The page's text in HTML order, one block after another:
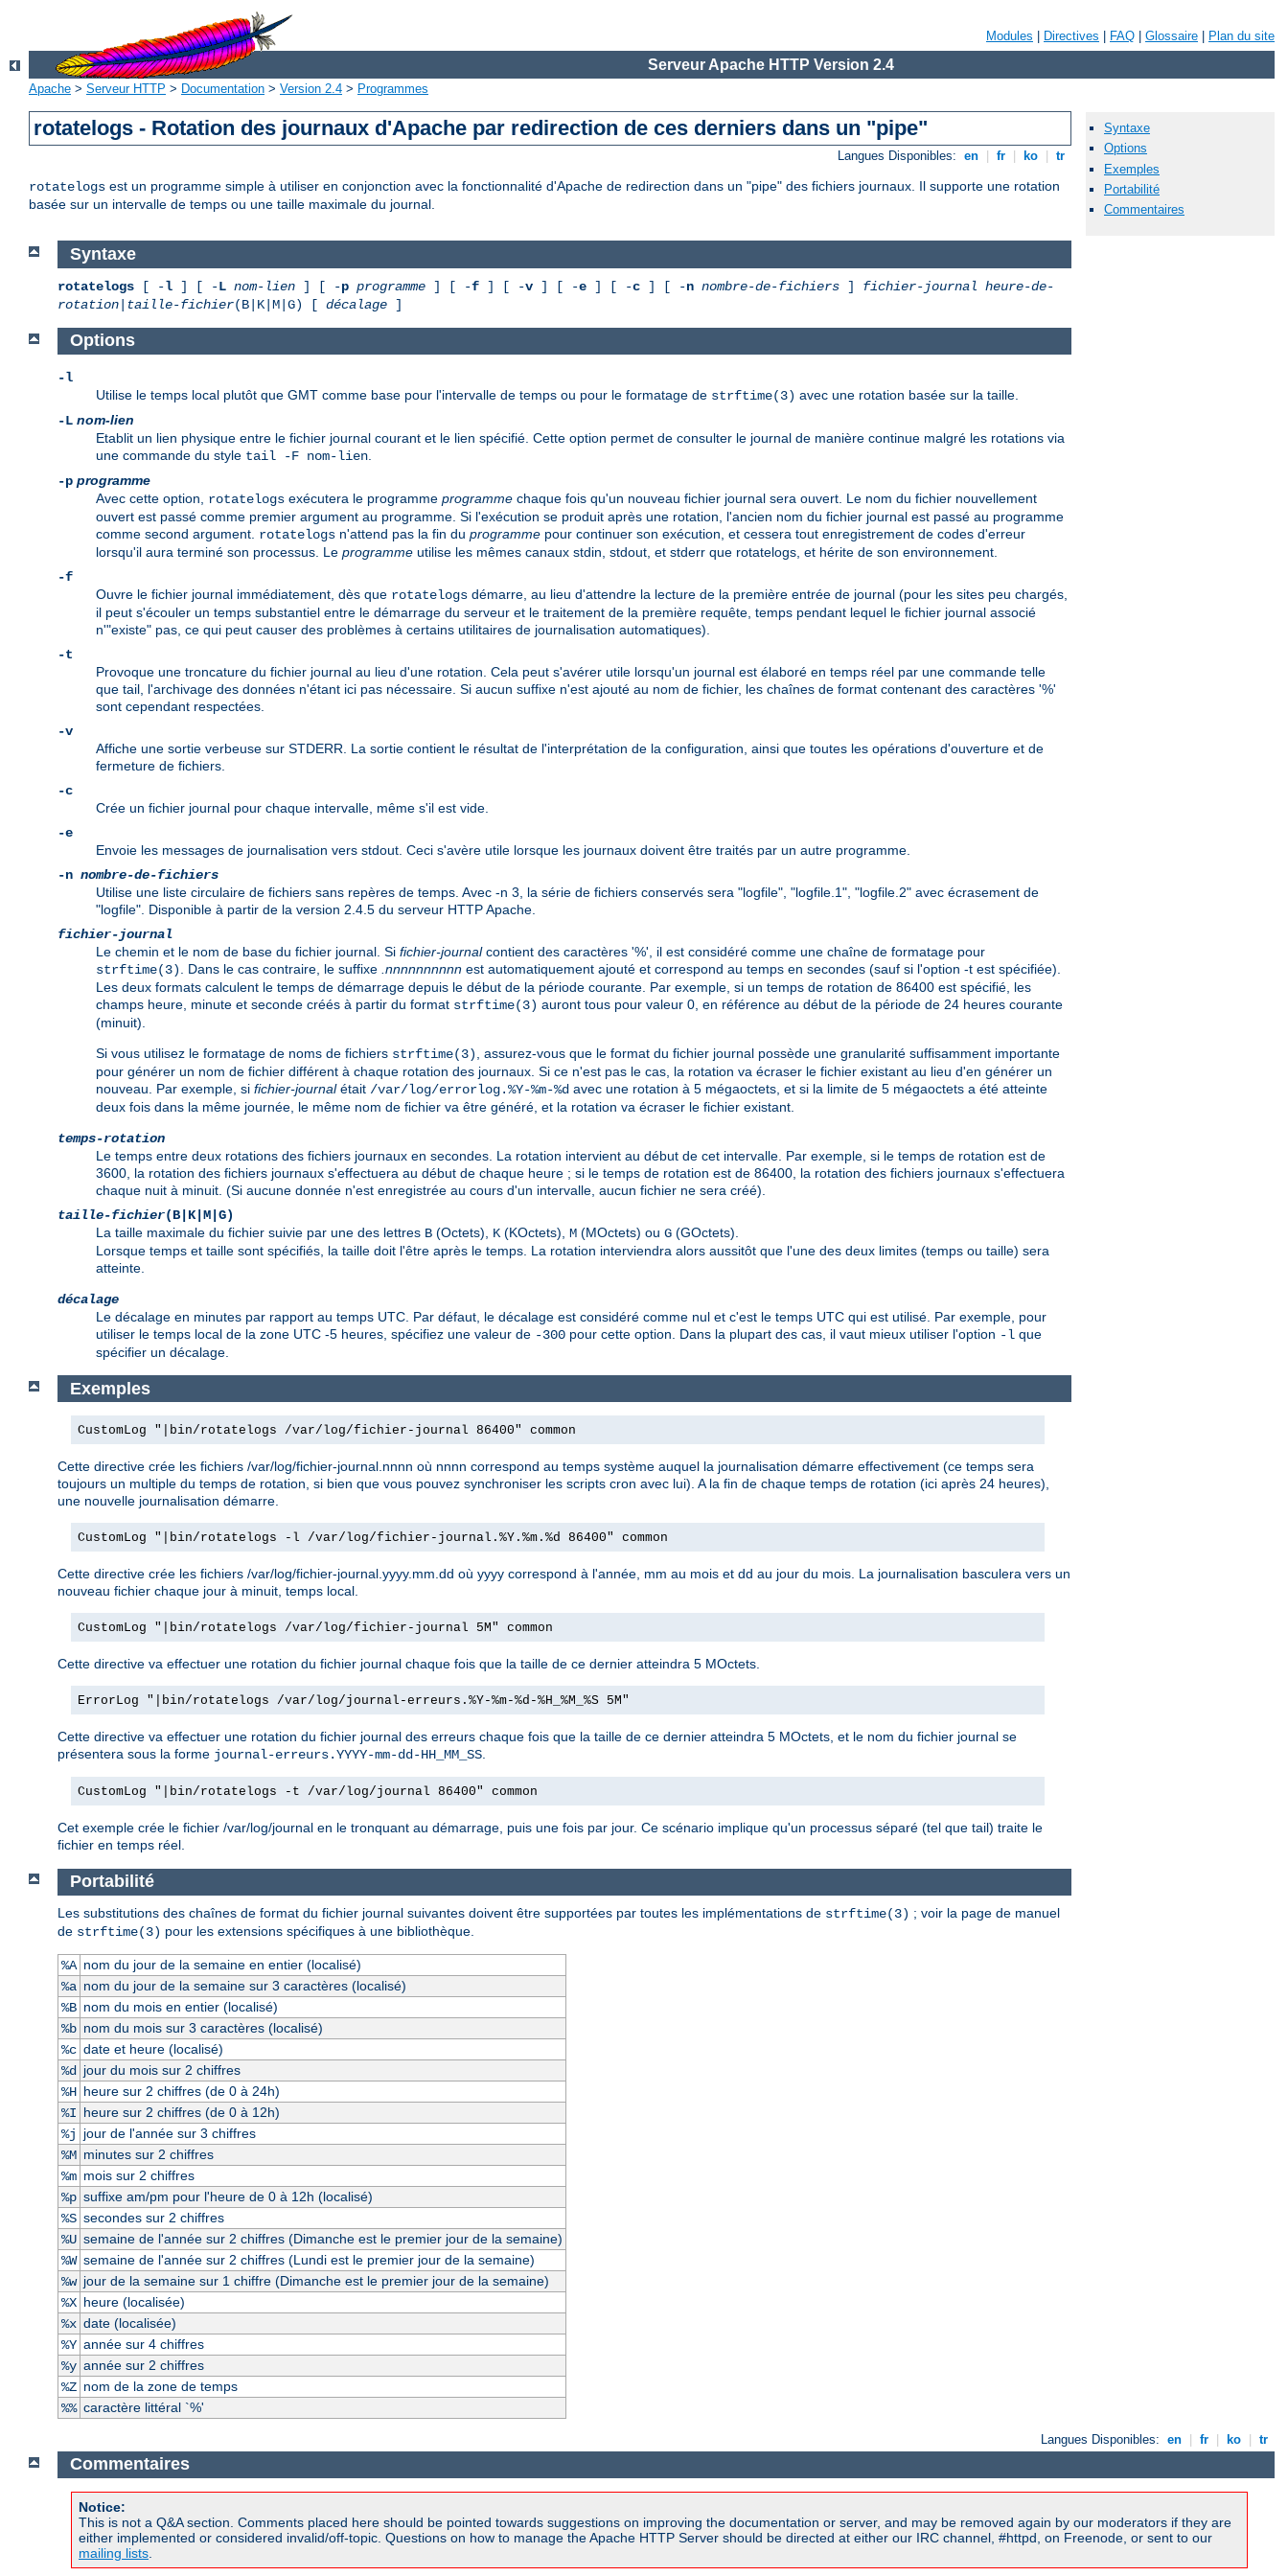
Modules Directives FAQ Glossaire Plan du site
Serveur Apache HTTP Version 2.4
Apache > Serveur HTTP > Documentation > Version 2.4 > Programmes
rotatelogs - Rotation des journaux d'Apache par redirection de ces derniers dans un "pipe"
Langues Disponibles: en fr ko tr
rotatelogs est un programme simple à utiliser en conjonction avec la fonctionnalité d'Apache de redirection dans un "pipe" des fichiers journaux. Il supporte une rotation
basée sur un intervalle de temps ou une taille maximale du journal.
Syntaxe
Options
Exemples
Portabilité
Commentaires
Syntaxe
rotatelogs [ -l ] [ -L nom-lien ] [ -p programme ] [ -f ] [ -v ] [ -e ] [ -c ] [ -n nombre-de-fichiers ] fichier-journal heure-de-
rotation
taille-fichier(B|K|M|G) [ décalage ]
Options
-l
Utilise le temps local plutôt que GMT comme base pour l'intervalle de temps ou pour le formatage de strftime(3) avec une rotation basée sur la taille.
-L nom-lien
Etablit un lien physique entre le fichier journal courant et le lien spécifié. Cette option permet de consulter le journal de manière continue malgré les rotations via
une commande du style tail -F nom-lien
-p programme
Avec cette option, rotatelogs exécutera le programme programme chaque fois qu'un nouveau fichier journal sera ouvert. Le nom du fichier nouvellement
ouvert est passé comme premier argument au programme. Si l'exécution se produit après une rotation, l'ancien nom du fichier journal est passé au programme
comme second argument. rotatelogs n'attend pas la fin du programme pour continuer son exécution, et cessera tout enregistrement de codes d'erreur
lorsqu'il aura terminé son processus. Le programme utilise les mêmes canaux stdin, stdout, et stderr que rotatelogs, et hérite de son environnement.
-f
Ouvre le fichier journal immédiatement, dès que rotatelogs démarre, au lieu d'attendre la lecture de la première entrée de journal (pour les sites peu chargés,
il peut s'écouler un temps substantiel entre le démarrage du serveur et le traitement de la première requête, temps pendant lequel le fichier journal associé
n'"existe" pas, ce qui peut causer des problèmes à certains utilitaires de journalisation automatiques).
-t
Provoque une troncature du fichier journal au lieu d'une rotation. Cela peut s'avérer utile lorsqu'un journal est élaboré en temps réel par une commande telle
que tail, l'archivage des données n'étant ici pas nécessaire. Si aucun suffixe n'est ajouté au nom de fichier, les chaînes de format contenant des caractères '%'
sont cependant respectées.
-v
Affiche une sortie verbeuse sur STDERR. La sortie contient le résultat de l'interprétation de la configuration, ainsi que toutes les opérations d'ouverture et de
fermeture de fichiers.
-c
Crée un fichier journal pour chaque intervalle, même s'il est vide.
-e
Envoie les messages de journalisation vers stdout. Ceci s'avère utile lorsque les journaux doivent être traités par un autre programme.
-n nombre-de-fichiers
Utilise une liste circulaire de fichiers sans repères de temps. Avec -n 3, la série de fichiers conservés sera "logfile", "logfile.1", "logfile.2" avec écrasement de
"logfile". Disponible à partir de la version 2.4.5 du serveur HTTP Apache.
fichier-journal
Le chemin et le nom de base du fichier journal. Si fichier-journalcontient des caractères '%', il est considéré comme une chaîne de formatage pour
strftime(3)
. Dans le cas contraire, le suffixe .nnnnnnnnnn est automatiquement ajouté et correspond au temps en secondes (sauf si l'option -t est spécifiée).
Les deux formats calculent le temps de démarrage depuis le début de la période courante. Par exemple, si un temps de rotation de 86400 est spécifié, les
champs heure, minute et seconde créés à partir du format strftime(3) auront tous pour valeur 0, en référence au début de la période de 24 heures courante
(minuit).
Si vous utilisez le formatage de noms de fichiers strftime(3)
, assurez-vous que le format du fichier journal possède une granularité suffisamment importante
pour générer un nom de fichier différent à chaque rotation des journaux. Si ce n'est pas le cas, la rotation va écraser le fichier existant au lieu d'en générer un
nouveau. Par exemple, si fichier-journalétait /var/log/errorlog.%Y-%m-%d avec une rotation à 5 mégaoctets, et si la limite de 5 mégaoctets a été atteinte
deux fois dans la même journée, le même nom de fichier va être généré, et la rotation va écraser le fichier existant.
temps-rotation
Le temps entre deux rotations des fichiers journaux en secondes. La rotation intervient au début de cet intervalle. Par exemple, si le temps de rotation est de
3600, la rotation des fichiers journaux s'effectuera au début de chaque heure ; si le temps de rotation est de 86400, la rotation des fichiers journaux s'effectuera
chaque nuit à minuit. (Si aucune donnée n'est enregistrée au cours d'un intervalle, aucun fichier ne sera créé).
taille-fichier(B|K|M|G)
La taille maximale du fichier suivie par une des lettres B (Octets), K (KOctets), M (MOctets) ou G (GOctets).
Lorsque temps et taille sont spécifiés, la taille doit l'être après le temps. La rotation interviendra alors aussitôt que l'une des deux limites (temps ou taille) sera
atteinte.
décalage
Le décalage en minutes par rapport au temps UTC. Par défaut, le décalage est considéré comme nul et c'est le temps UTC qui est utilisé. Par exemple, pour
utiliser le temps local de la zone UTC -5 heures, spécifiez une valeur de -300 pour cette option. Dans la plupart des cas, il vaut mieux utiliser l'option -l que
spécifier un décalage.
Exemples
CustomLog "|bin/rotatelogs /var/log/fichier-journal 86400" common
Cette directive crée les fichiers /var/log/fichier-journal.nnnn où nnnn correspond au temps système auquel la journalisation démarre effectivement (ce temps sera
toujours un multiple du temps de rotation, si bien que vous pouvez synchroniser les scripts cron avec lui). A la fin de chaque temps de rotation (ici après 24 heures),
une nouvelle journalisation démarre.
CustomLog "|bin/rotatelogs -l /var/log/fichier-journal.%Y.%m.%d 86400" common
Cette directive crée les fichiers /var/log/fichier-journal.yyyy.mm.dd où yyyy correspond à l'année, mm au mois et dd au jour du mois. La journalisation basculera vers un
nouveau fichier chaque jour à minuit, temps local.
CustomLog "|bin/rotatelogs /var/log/fichier-journal 5M" common
Cette directive va effectuer une rotation du fichier journal chaque fois que la taille de ce dernier atteindra 5 MOctets.
ErrorLog "|bin/rotatelogs /var/log/journal-erreurs.%Y-%m-%d-%H_%M_%S 5M"
Cette directive va effectuer une rotation du fichier journal des erreurs chaque fois que la taille de ce dernier atteindra 5 MOctets, et le nom du fichier journal se
présentera sous la forme journal-erreurs.YYYY-mm-dd-HH_MM_SS.
CustomLog "|bin/rotatelogs -t /var/log/journal 86400" common
Cet exemple crée le fichier /var/log/journal en le tronquant au démarrage, puis une fois par jour. Ce scénario implique qu'un processus séparé (tel que tail) traite le
fichier en temps réel.
Portabilité
Les substitutions des chaînes de format du fichier journal suivantes doivent être supportées par toutes les implémentations de strftime(3) ; voir la page de manuel
de strftime(3) pour les extensions spécifiques à une bibliothèque.
%A nom du jour de la semaine en entier (localisé)
%a nom du jour de la semaine sur 3 caractères (localisé)
%B nom du mois en entier (localisé)
%b nom du mois sur 3 caractères (localisé)
%c date et heure (localisé)
%d
jour du mois sur 2 chiffres
%H heure sur 2 chiffres (de 0 à 24h)
%I heure sur 2 chiffres (de 0 à 12h)
%j
jour de l'année sur 3 chiffres
%M minutes sur 2 chiffres
%m mois sur 2 chiffres
%p suffixe am/pm pour l'heure de 0 à 12h (localisé)
%S secondes sur 2 chiffres
%U semaine de l'année sur 2 chiffres (Dimanche est le premier jour de la semaine)
%W semaine de l'année sur 2 chiffres (Lundi est le premier jour de la semaine)
%w jour de la semaine sur 1 chiffre (Dimanche est le premier jour de la semaine)
%X heure (localisée)
%x date (localisée)
%Y année sur 4 chiffres
%y année sur 2 chiffres
%Z nom de la zone de temps
%% caractère littéral `%'
Langues Disponibles: en fr ko tr
Commentaires
Notice:
This is not a Q&A section. Comments placed here should be pointed towards suggestions on improving the documentation or server, and may be removed again by our moderators if they are
either implemented or considered invalid/off-topic. Questions on how to manage the Apache HTTP Server should be directed at either our IRC channel, #httpd, on Freenode, or sent to our
mailing lists